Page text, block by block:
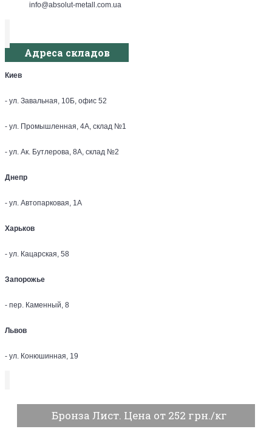
info@absolut-metall.com.ua
Адреса складов
Киев
- ул. Завальная, 10Б, офис 52
- ул. Промышленная, 4А, склад №1
- ул. Ак. Бутлерова, 8А, склад №2
Днепр
- ул. Автопарковая, 1А
Харьков
- ул. Кацарская, 58
Запорожье
- пер. Каменный, 8
Львов
- ул. Конюшинная, 19
Бронза Лист. Цена от 252 грн./кг